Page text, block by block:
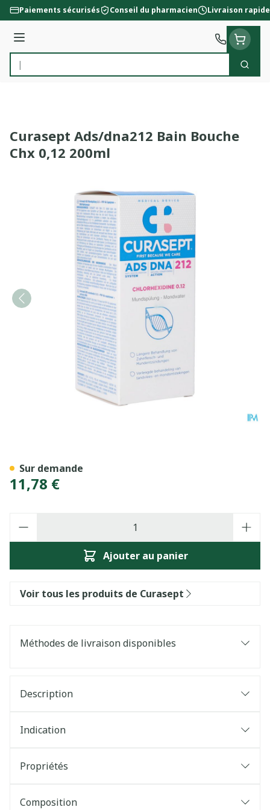
Aller au contenu
Paiements sécurisés Conseil du pharmacien Livraison rapide
Menu
Rechercher
Curasept Ads/dna212 Bain Bouche
Chx 0,12 200ml
11,78 €
Ajouter au panier
Sur demande
Voir tous les produits de Curasept
Méthodes de livraison disponibles
Description
Indication
Propriétés
Composition